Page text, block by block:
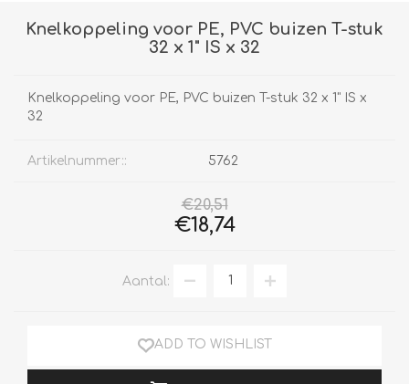
Knelkoppeling voor PE, PVC buizen T-stuk
32 x 1" IS x 32
Knelkoppeling voor PE, PVC buizen T-stuk 32 x 1" IS x
32
Artikelnummer:: 5762
€20,51
€18,74
Aantal:
ADD TO WISHLIST